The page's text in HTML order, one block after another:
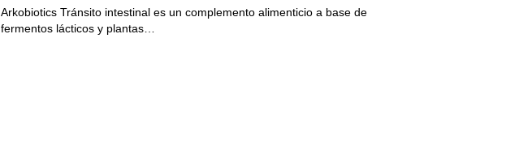
Arkobiotics Tránsito intestinal es un complemento alimenticio a base de
fermentos lácticos y plantas…